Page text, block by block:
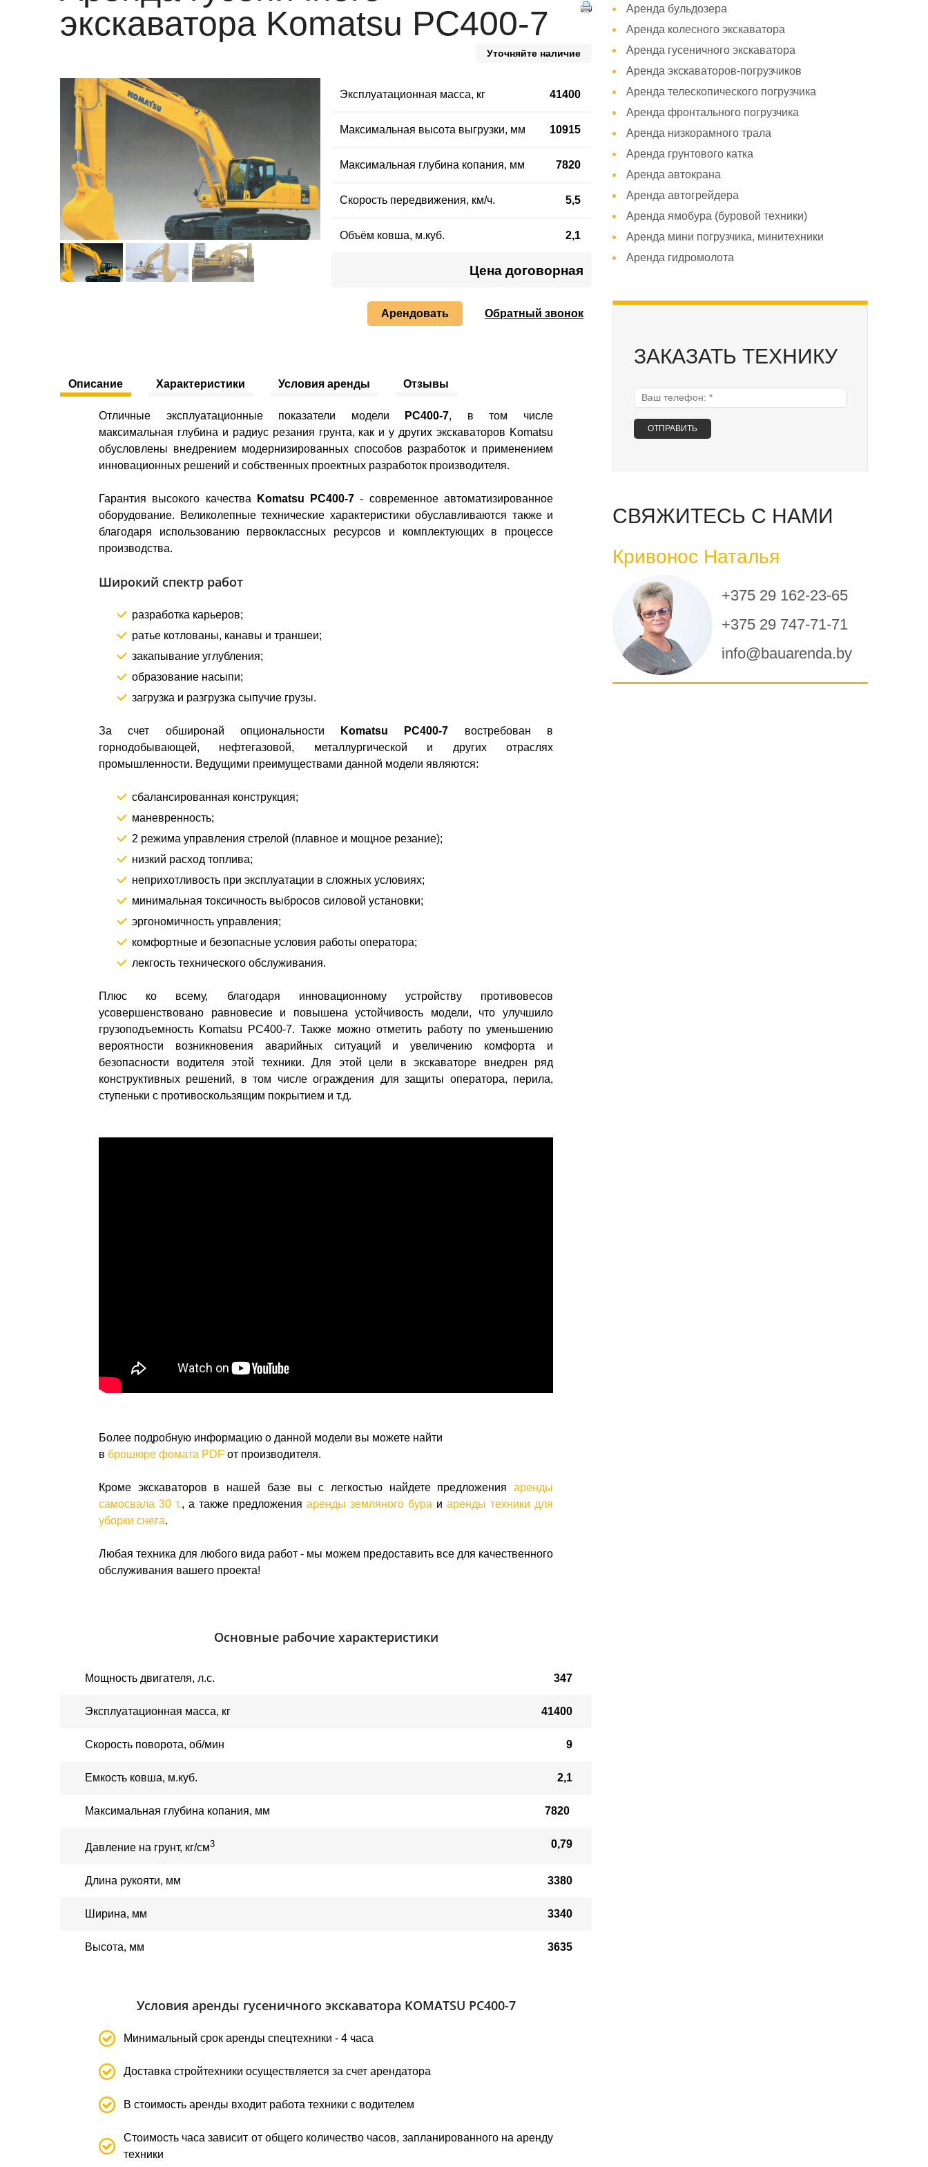
экскаватора Komatsu PC400-7
Уточняйте наличие
Эксплуатационная масса, кг 41400
Максимальная высота выгрузки, мм 10915
Максимальная глубина копания, мм 7820
Скорость передвижения, км/ч. 5,5
Объём ковша, м.куб. 2,1
Цена договорная
Арендовать Обратный звонок
Описание Характеристики Условия аренды Отзывы
Отличные эксплуатационные показатели модели PC400-7, в том числе
максимальная глубина и радиус резания грунта, как и у других экскаваторов Komatsu
обусловлены внедрением модернизированных способов разработок и применением
инновационных решений и собственных проектных разработок производителя.
Гарантия высокого качества Komatsu PC400-7 - современное автоматизированное
оборудование. Великолепные технические характеристики обуславливаются также и
благодаря использованию первоклассных ресурсов и комплектующих в процессе
производства.
Широкий спектр работ
разработка карьеров;
ратье котлованы, канавы и траншеи;
закапывание углубления;
образование насыпи;
загрузка и разгрузка сыпучие грузы.
За счет обширонай опциональности Komatsu PC400-7 востребован в
горнодобывающей, нефтегазовой, металлургической и других отраслях
промышленности. Ведущими преимуществами данной модели являются:
сбалансированная конструкция;
маневренность;
2 режима управления стрелой (плавное и мощное резание);
низкий расход топлива;
неприхотливость при эксплуатации в сложных условиях;
минимальная токсичность выбросов силовой установки;
эргономичность управления;
комфортные и безопасные условия работы оператора;
лекгость технического обслуживания.
Плюс ко всему, благодаря инновационному устройству противовесов
усовершенствовано равновесие и повышена устойчивость модели, что улучшило
грузоподъемность Komatsu PC400-7. Также можно отметить работу по уменьшению
вероятности возникновения аварийных ситуаций и увеличению комфорта и
безопасности водителя этой техники. Для этой цели в экскаваторе внедрен ряд
конструктивных решений, в том числе ограждения для защиты оператора, перила,
ступеньки с противоскользящим покрытием и т.д.
Более подробную информацию о данной модели вы можете найти
в брошюре фомата PDF от производителя.
Кроме экскаваторов в нашей базе вы с легкостью найдете предложения аренды
самосвала 30 т., а также предложения аренды земляного бура и аренды техники для
уборки снега.
Любая техника для любого вида работ - мы можем предоставить все для качественного
обслуживания вашего проекта!
Основные рабочие характеристики
Мощность двигателя, л.с. 347
Эксплуатационная масса, кг 41400
Скорость поворота, об/мин 9
Емкость ковша, м.куб. 2,1
Максимальная глубина копания, мм 7820
Давление на грунт, кг/см3 0,79
Длина рукояти, мм 3380
Ширина, мм 3340
Высота, мм 3635
Условия аренды гусеничного экскаватора KOMATSU PC400-7
Минимальный срок аренды спецтехники - 4 часа
Доставка стройтехники осуществляется за счет арендатора
В стоимость аренды входит работа техники с водителем
Стоимость часа зависит от общего количество часов, запланированного на аренду
техники
Аренда бульдозера
Аренда колесного экскаватора
Аренда гусеничного экскаватора
Аренда экскаваторов-погрузчиков
Аренда телескопического погрузчика
Аренда фронтального погрузчика
Аренда низкорамного трала
Аренда грунтового катка
Аренда автокрана
Аренда автогрейдера
Аренда ямобура (буровой техники)
Аренда мини погрузчика, минитехники
Аренда гидромолота
ЗАКАЗАТЬ ТЕХНИКУ
Ваш телефон:
СВЯЖИТЕСЬ С НАМИ
Кривонос Наталья
+375 29 162-23-65
+375 29 747-71-71
info@bauarenda.by